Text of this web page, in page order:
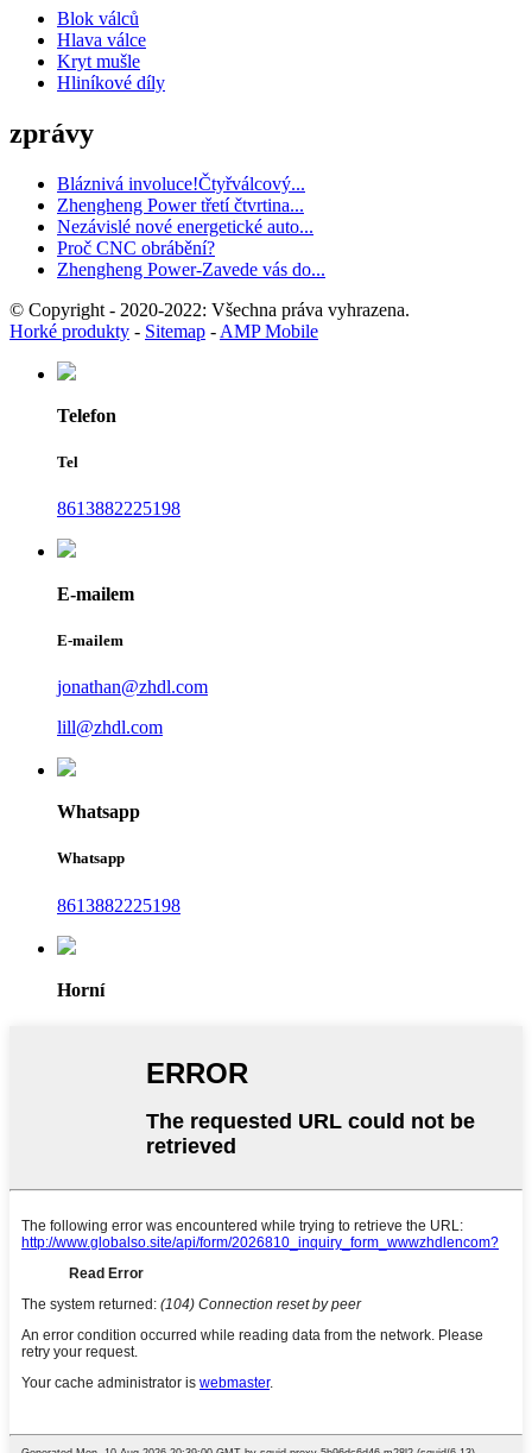
Blok válců
Hlava válce
Kryt mušle
Hliníkové díly
zprávy
Bláznivá involuce!Čtyřválcový...
Zhengheng Power třetí čtvrtina...
Nezávislé nové energetické auto...
Proč CNC obrábění?
Zhengheng Power-Zavede vás do...
© Copyright - 2020-2022: Všechna práva vyhrazena.
Horké produkty - Sitemap - AMP Mobile
Telefon
Tel
8613882225198
E-mailem
E-mailem
jonathan@zhdl.com
lill@zhdl.com
Whatsapp
Whatsapp
8613882225198
Horní